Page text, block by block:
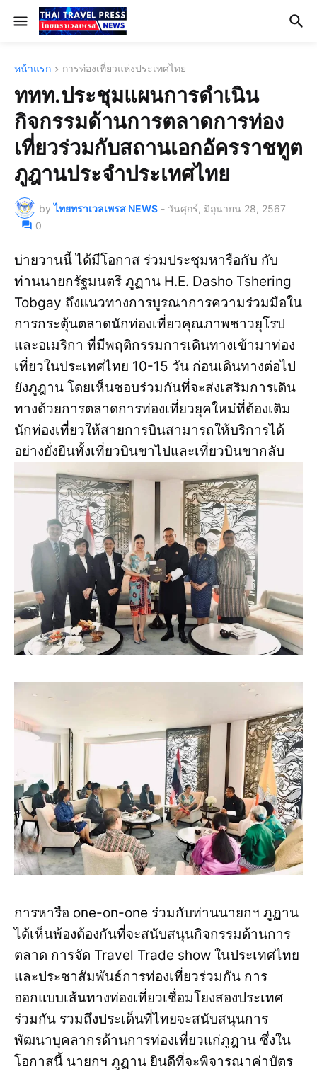
หน้าแรก การท่องเที่ยวแห่งประเทศไทย
ททท.ประชุมแผนการดำเนิน
กิจกรรมด้านการตลาดการท่อง
เที่ยวร่วมกับสถานเอกอัครราชทูต
ภูฎานประจำประเทศไทย
by ไทยทราเวลเพรส NEWS - วันศุกร์, มิถุนายน 28, 2567
0
บ่ายวานนี้ ได้มีโอกาส ร่วมประชุมหารือกับ กับ
ท่านนายกรัฐมนตรี ภูฏาน H.E. Dasho Tshering
Tobgay ถึงแนวทางการบูรณาการความร่วมมือใน
การกระตุ้นตลาดนักท่องเที่ยวคุณภาพชาวยุโรป
และอเมริกา ที่มีพฤติกรรมการเดินทางเข้ามาท่อง
เที่ยวในประเทศไทย 10-15 วัน ก่อนเดินทางต่อไป
ยังภูฎาน โดยเห็นชอบร่วมกันที่จะส่งเสริมการเดิน
ทางด้วยการตลาดการท่องเที่ยวยุคใหม่ที่ต้องเติม
นักท่องเที่ยวให้สายการบินสามารถให้บริการได้
อย่างยั่งยืนทั้งเที่ยวบินขาไปและเที่ยวบินขากลับ
การหารือ one-on-one ร่วมกับท่านนายกฯ ภูฏาน
ได้เห็นพ้องต้องกันที่จะสนับสนุนกิจกรรมด้านการ
ตลาด การจัด Travel Trade show ในประเทศไทย
และประชาสัมพันธ์การท่องเที่ยวร่วมกัน การ
ออกแบบเส้นทางท่องเที่ยวเชื่อมโยงสองประเทศ
ร่วมกัน รวมถึงประเด็นที่ไทยจะสนับสนุนการ
พัฒนาบุคลากรด้านการท่องเที่ยวแก่ภูฎาน ซึ่งใน
โอกาสนี้ นายกฯ ภูฏาน ยินดีที่จะพิจารณาค่าบัตร